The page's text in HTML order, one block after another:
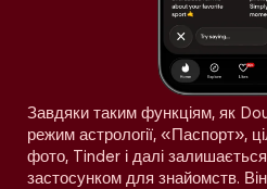
Завдяки таким функціям, як
режим астрології, «Паспорт»,
фото, Tinder і далі
застосунком для знайомств.